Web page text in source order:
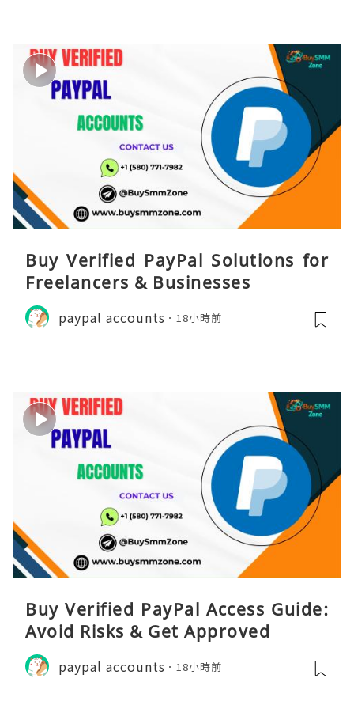
Buy Verified PayPal Solutions for
Freelancers & Businesses
paypal accounts 18小時前
Buy Verified PayPal Access Guide:
Avoid Risks & Get Approved
paypal accounts 18小時前